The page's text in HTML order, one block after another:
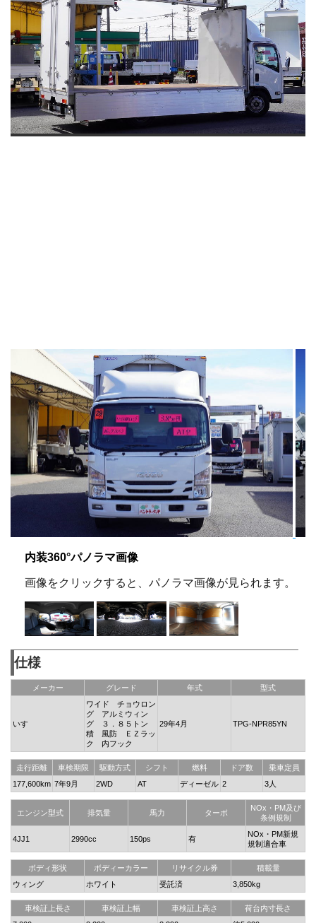
内装360°パノラマ画像
画像をクリックすると、パノラマ画像が見られます。
仕様
メーカー グレード 年式 型式
いすゞ
ワイド チョウロン
グ アルミウィン
グ ３．８５トン
積 風防 ＥＺラッ
ク 内フック
29年4月 TPG-NPR85YN
走行距離 車検期限 駆動方式 シフト 燃料 ドア数
乗車定員
177,600km 7年9月 2WD AT ディーゼル 2 3人
エンジン型式 排気量 馬力 ターボ
NOx・PM及び
条例規制
4JJ1 2990cc 150ps 有
NOx・PM新規
規制適合車
ボディ形状 ボディーカラー リサイクル券
積載量
ウィング
ホワイト 受託済 3,850kg
車検証上長さ 車検証上幅 車検証上高さ
荷台内寸長さ